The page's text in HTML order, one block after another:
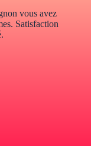
vous avez
Satisfaction